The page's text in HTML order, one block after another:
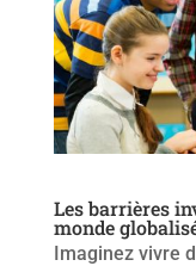
Les barrières
monde
Imaginez vivre